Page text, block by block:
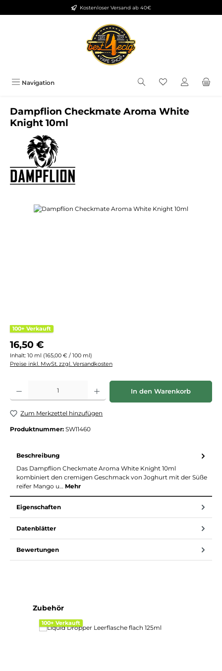
Zum Hauptinhalt springenKostenloser Versand ab 40€
Navigation Du hast 0
Dampflion Checkmate Aroma White
Knight 10ml
Bildergalerie überspringen
100+ Verkauft
Regulärer Preis:
16,50 €
Inhalt: 10 ml (165,00 € / 100 ml)
Preise inkl. MwSt. zzgl. Versandkosten
Produkt Anzahl: Gib den gewünschten Wert ein oder benutze die
In den Warenkorb
Zum Merkzettel hinzufügen
Produktnummer: SW11460
Beschreibung
Das Dampflion Checkmate Aroma White Knight 10ml
kombiniert den cremigen Geschmack von Joghurt mit der Süße
reifer Mango u… Mehr
Eigenschaften
Datenblätter
Bewertungen
Produktgalerie überspringen
Zubehör
100+ Verkauft